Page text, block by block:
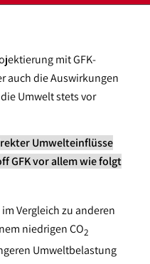
mit GFK-
auch die Auswirkungen
Umwelt stets vor
Umwelteinflüsse
GFK vor allem wie folgt
Vergleich zu anderen
niedrigen CO2
Umweltbelastung